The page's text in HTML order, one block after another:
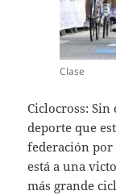
Clase
Ciclocross:
deporte que
federación por
está a una
más grande